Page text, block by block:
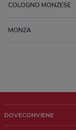
COLOGNO MONZESE
MONZA
DOVECONVIENE